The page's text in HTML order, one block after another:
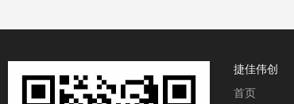
捷佳伟创
首页